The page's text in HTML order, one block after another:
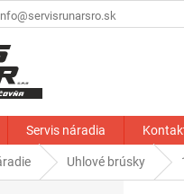
Servis náradia
Uhlové brúsky